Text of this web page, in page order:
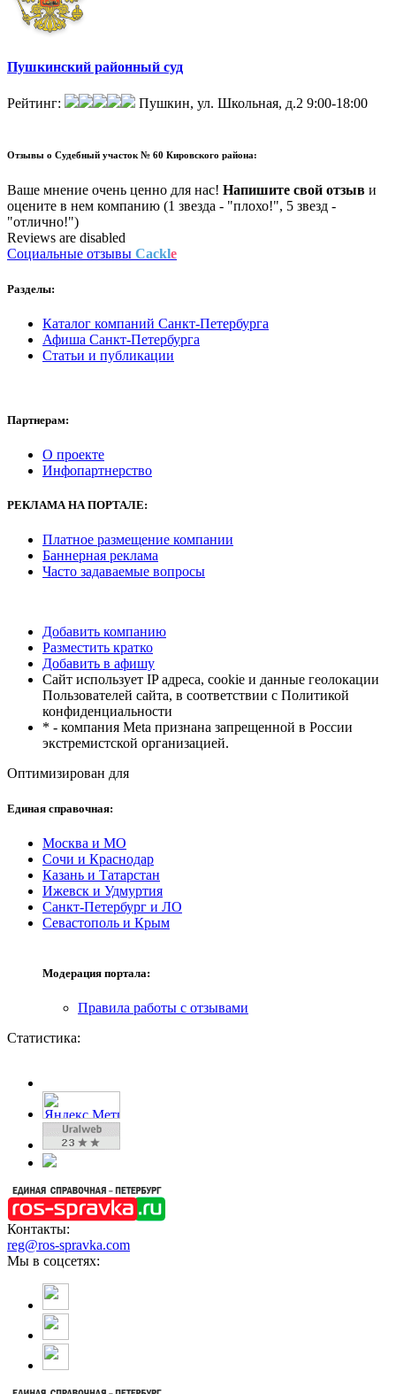
Пушкинский районный суд
Рейтинг: Пушкин, ул. Школьная, д.2 9:00-18:00
Отзывы о Судебный участок № 60 Кировского района:
Ваше мнение очень ценно для нас! Напишите свой отзыв и
оцените в нем компанию (1 звезда - "плохо!", 5 звезд -
"отлично!")
Reviews are disabled
Социальные отзывы Cackle
Разделы:
Каталог компаний Санкт-Петербурга
Афиша Санкт-Петербурга
Статьи и публикации
Партнерам:
О проекте
Инфопартнерство
РЕКЛАМАНА ПОРТАЛЕ:
Платное размещение компании
Баннерная реклама
Часто задаваемые вопросы
Добавить компанию
Разместить кратко
Добавить в афишу
Сайт использует IP адреса, cookie и данные геолокации
Пользователей сайта, в соответствии с Политикой
конфиденциальности
* - компания Meta признана запрещенной в России
экстремистской организацией.
Оптимизирован для
Единая справочная:
Москва и МО
Сочи и Краснодар
Казань и Татарстан
Ижевск и Удмуртия
Санкт-Петербург и ЛО
Севастополь и Крым
Модерация портала:
Правила работы с отзывами
Статистика:
Контакты:
reg@ros-spravka.com
Мы в соцсетях: